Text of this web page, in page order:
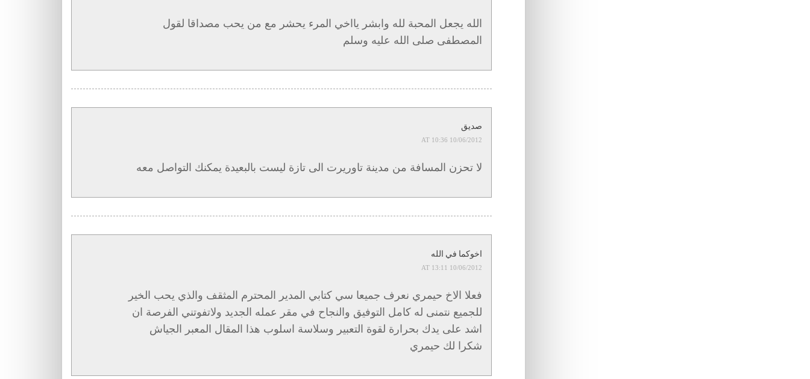
الله يجعل المحبة لله وابشر يااخي المرء يحشر مع من يحب مصداقا لقول
المصطفى صلى الله عليه وسلم
صديق
10/06/2012 AT 10:36
لا تحزن المسافة من مدينة تاوريرت الى تازة ليست بالبعيدة يمكنك التواصل معه
اخوكما في الله
10/06/2012 AT 13:11
فعلا الاخ حيمري نعرف جميعا سي كتابي المدير المحترم المثقف والذي يحب الخير
للجميع نتمنى له كامل التوفيق والنجاح في مقر عمله الجديد ولاتفوتني الفرصة ان
اشد على يدك بحرارة لقوة التعبير وسلاسة اسلوب هذا المقال المعبر الجياش
شكرا لك حيمري